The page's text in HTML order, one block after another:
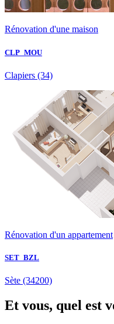
Rénovation d'une maison
CLP_MOU
Clapiers (34)
Rénovation d'un appartement
SET_BZL
Sète (34200)
Et vous, quel est